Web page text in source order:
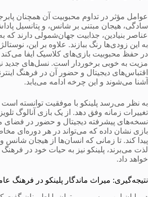
عوامل مؤثر در تداوم محبوبیت آن همچنان
سادگی، هیجان مبتنی بر شانس، و پتانسیل
عناصر بنیادین، جذابیت جهان‌شمولی دارند که
به این زودی‌ها رنگ ببازند. علاوه بر این،
در حفظ محبوبیت بازی‌های کلاسیک ایفا می‌کند و
مزیت به خوبی برخوردار است. نسل‌های جدید
اقتباس‌های دیجیتال و حضور آن در فرهنگ
آشنا می‌شوند و این چرخه ادامه می‌یابد.
به نظر می‌رسد پلینکو با موفقیت توانسته است
تغییرات زمانه وفق دهد. از یک بازی آنالوگ
نسخه‌های پیشرفته دیجیتال و حضور در فضای
بازی نشان داده که می‌تواند در هر دوره‌ای
پیدا کند. تا زمانی که انسان‌ها از هیجان شانس
لذت می‌برند، پلینکو نیز به حیات خود در فرهنگ
خواهد داد.
نتیجه‌گیری: میراث ماندگار پلینکو در فرهنگ